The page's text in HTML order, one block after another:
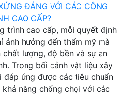
ĐÁNG VỚI CÁC CÔNG
CAO CẤP?
trình cao cấp, mỗi quyết định
ảnh hưởng đến thẩm mỹ mà
lượng, độ bền và sự an
Trong bối cảnh vật liệu xây
đáp ứng được các tiêu chuẩn
năng chống chọi với các